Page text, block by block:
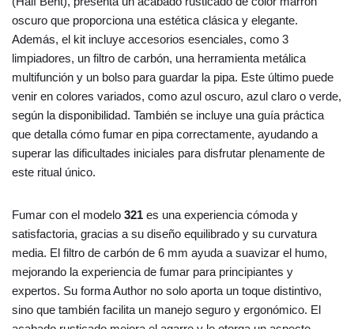
oscuro que proporciona una estética clásica y elegante.
Además, el kit incluye accesorios esenciales, como 3
limpiadores, un filtro de carbón, una herramienta metálica
multifunción y un bolso para guardar la pipa. Este último puede
venir en colores variados, como azul oscuro, azul claro o verde,
según la disponibilidad. También se incluye una guía práctica
que detalla cómo fumar en pipa correctamente, ayudando a
superar las dificultades iniciales para disfrutar plenamente de
este ritual único.
Fumar con el modelo 321 es una experiencia cómoda y
satisfactoria, gracias a su diseño equilibrado y su curvatura
media. El filtro de carbón de 6 mm ayuda a suavizar el humo,
mejorando la experiencia de fumar para principiantes y
expertos. Su forma Author no solo aporta un toque distintivo,
sino que también facilita un manejo seguro y ergonómico. El